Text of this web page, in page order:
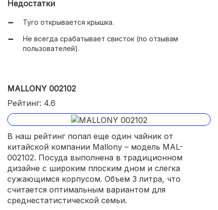
Недостатки
Туго открывается крышка.
Не всегда срабатывает свисток (по отзывам
пользователей).
MALLONY 002102
Рейтинг: 4.6
В наш рейтинг попал еще один чайник от
китайской компании Mallony – модель MAL-
002102. Посуда выполнена в традиционном
дизайне с широким плоским дном и слегка
сужающимся корпусом. Объем 3 литра, что
считается оптимальным вариантом для
среднестатистической семьи.